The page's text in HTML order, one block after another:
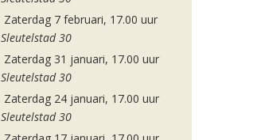
Zaterdag 7 februari, 17.00 uur
Sleutelstad 30
Zaterdag 31 januari, 17.00 uur
Sleutelstad 30
Zaterdag 24 januari, 17.00 uur
Sleutelstad 30